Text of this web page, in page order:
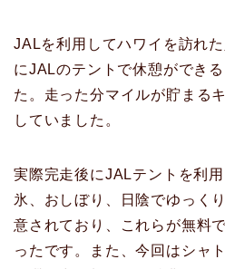
JALを利用してハワイを訪れ
にJALのテントで休憩ができ
た。走った分マイルが貯まる
していました。
実際完走後にJALテントを利
氷、おしぼり、日陰でゆっく
意されており、これらが無料
ったです。また、今回はシャ